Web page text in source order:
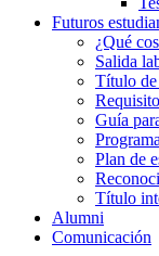
Futuros
¿Qué
Salida
Título de
Guía
Plan de
Título
Alumni
Comunicación